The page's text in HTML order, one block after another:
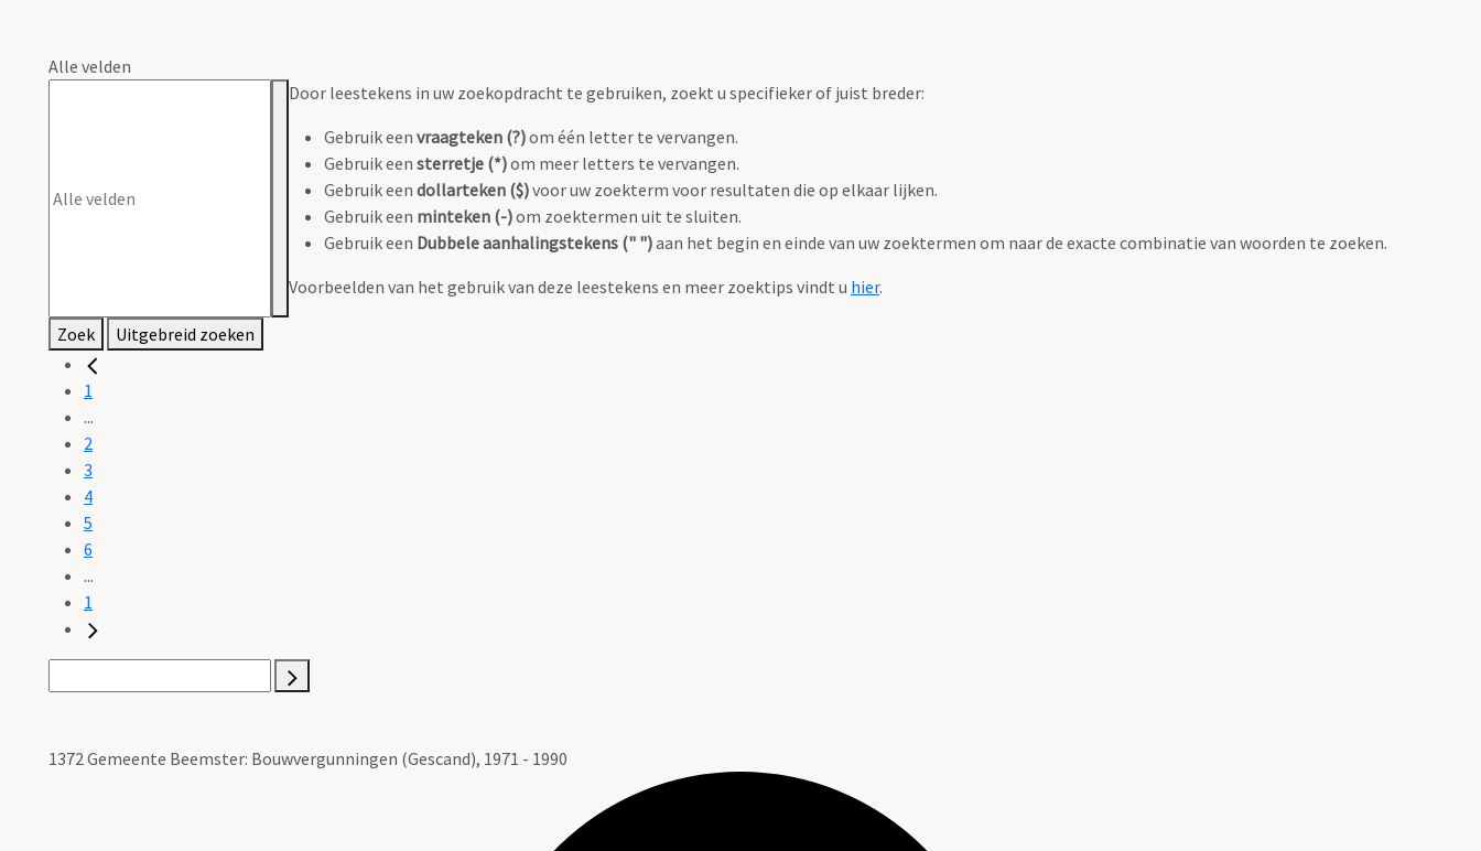
Alle velden
Door leestekens in uw zoekopdracht te gebruiken, zoekt u specifieker of juist breder:
Gebruik een vraagteken (?)om één letter te vervangen.
Gebruik een sterretje (*)om meer letters te vervangen.
Gebruik een dollarteken ($)voor uw zoekterm voor resultaten die op elkaar lijken.
Gebruik een minteken (-)om zoektermen uit te sluiten.
Gebruik een Dubbele aanhalingstekens (" ")aan het begin en einde van uw zoektermen om naar de exacte combinatie van woorden te zoeken.
Voorbeelden van het gebruik van deze leestekens en meer zoektips vindt u hier.
Zoek Uitgebreid zoeken
1
...
2
3
4
5
6
...
1
1372 Gemeente Beemster: Bouwvergunningen (Gescand), 1971 - 1990